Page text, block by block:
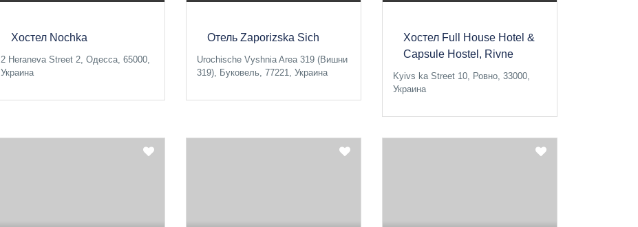
Хостел Nochka
2 Heraneva Street 2, Одесса, 65000,
Украина
Отель Zaporizska Sich
Urochische Vyshnia Area 319 (Вишни
319), Буковель, 77221, Украина
Хостел Full House Hotel &
Capsule Hostel, Rivne
Kyivs ka Street 10, Ровно, 33000,
Украина